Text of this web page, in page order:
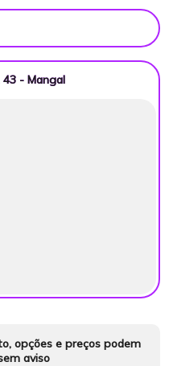
43 - Mangal
opções e preços podem
aviso